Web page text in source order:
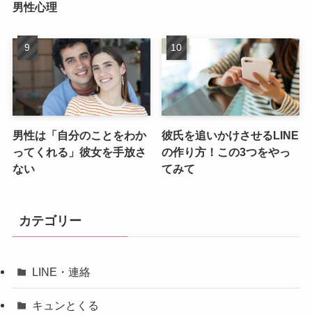
男性心理
男性は「自分のことをわか
ってくれる」彼女を手放さ
ない
彼氏を追いかけさせるLINE
の作り方！この3つをやっ
てみて
カテゴリー
LINE・連絡
キュンとくる